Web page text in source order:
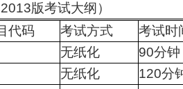
版考试大纲）
代码 考试方式
考试时
无纸化 90分钟
无纸化
120分